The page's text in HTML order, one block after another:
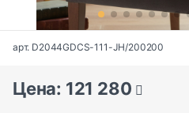
арт. D2044GDCS-111-JH/200200
Цена: 121 280